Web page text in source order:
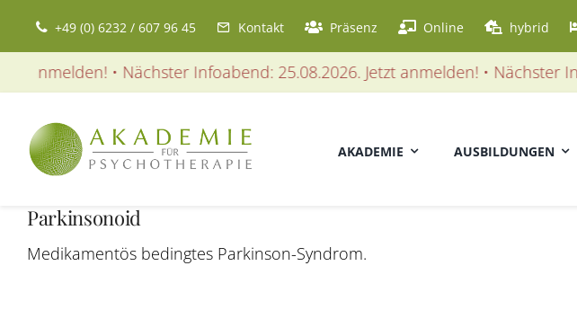
Inhalt
springen
+49 (0) 6232 / 607 96 45 Kontakt Präsenz Online hybrid
• Nächster Infoabend: 25.08.2026. Jetzt anmelden! • Nächster
AKADEMIE AUSBILDUNGEN
Parkinsonoid
Medikamentös bedingtes Parkinson-Syndrom.